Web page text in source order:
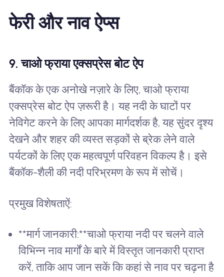
फेरी और नाव ऐप्स
9. चाओ फ्राया एक्सप्रेस बोट ऐप
बैंकॉक के एक अनोखे नज़ारे के लिए, चाओ फ्राया
एक्सप्रेस बोट ऐप ज़रूरी है। यह नदी के घाटों पर
नेविगेट करने के लिए आपका मार्गदर्शक है, यह सुंदर दृश्य
देखने और शहर की व्यस्त सड़कों से ब्रेक लेने वाले
पर्यटकों के लिए एक महत्वपूर्ण परिवहन विकल्प है। इसे
बैंकॉक-शैली की नदी परिभ्रमण के रूप में सोचें।
प्रमुख विशेषताऐं:
**मार्ग जानकारी:**चाओ फ्राया नदी पर चलने वाले
विभिन्न नाव मार्गों के बारे में विस्तृत जानकारी प्राप्त
करें, ताकि आप जान सकें कि कहां से नाव पर चढ़ना है